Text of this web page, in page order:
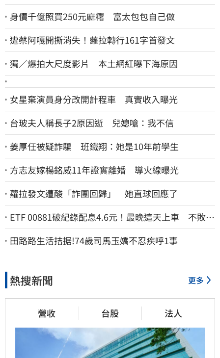
身價千億照買250元麻糬 富太包包自己做
遭蔡阿嘎開撕消失！蘿拉轉行161字首發文
獨／爆拍大尺度影片 本土網紅曝下海原因
女星棄演員身分改開計程車 真實收入曝光
台玻夫人稱長子2原因逝 兒媳嗆：我不信
姜厚任被疑詐騙 班鐵翔：她是10年前學生
方志友嫁楊銘威11年證實離婚 導火線曝光
蘿拉發文遭酸「詐團回歸」 她直球回應了
ETF 00881破紀錄配息4.6元！最晚這天上車 不敗教
主讚：表現超越0050
田路路生活拮据!74歲司馬玉嬌不忍疾呼1事
熱搜新聞 更多
營收 台股 法人